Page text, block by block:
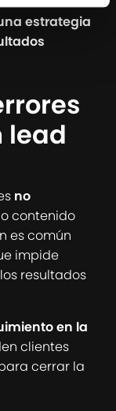
estrategia
lead
no
contenido
es común
impide
resultados
en la
clientes
cerrar la